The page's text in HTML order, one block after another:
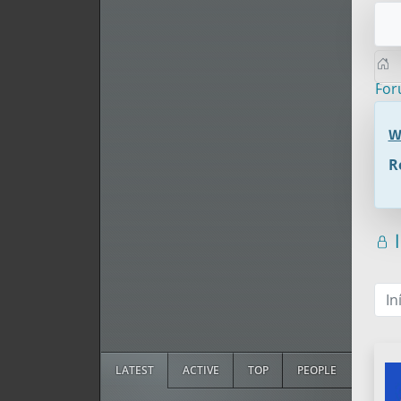
LATEST ACTIVE TOP PEOPLE